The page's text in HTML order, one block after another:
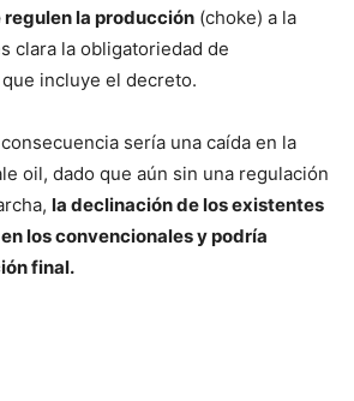
regulen la producción (choke) a la
clara la obligatoriedad de
incluye el decreto.
sería una caída en la
oil, dado que aún sin una regulación
la declinación de los existentes
los convencionales y podría
final.